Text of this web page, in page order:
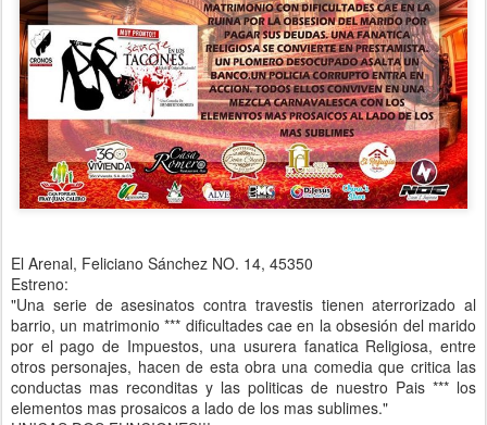
El Arenal, Feliciano Sánchez NO. 14, 45350
Estreno:
"Una serie de asesinatos contra travestis tienen aterrorizado al
barrio, un matrimonio *** dificultades cae en la obsesión del marido
por el pago de Impuestos, una usurera fanatica Religiosa, entre
otros personajes, hacen de esta obra una comedia que critica las
conductas mas reconditas y las politicas de nuestro Pais *** los
elementos mas prosaicos a lado de los mas sublimes."